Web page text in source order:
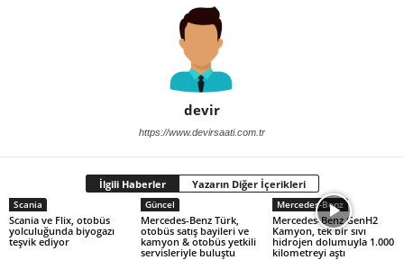
devir
https://www.devirsaati.com.tr
İlgili Haberler Yazarın Diğer İçerikleri
Scania
Scania ve Flix, otobüs
yolculuğunda biyogazı
teşvik ediyor
Güncel
Mercedes-Benz Türk,
otobüs satış bayileri ve
kamyon & otobüs yetkili
servisleriyle buluştu
Mercedes-Benz
Mercedes-Benz GenH2
Kamyon, tek bir sıvı
hidrojen dolumuyla 1.000
kilometreyi aştı